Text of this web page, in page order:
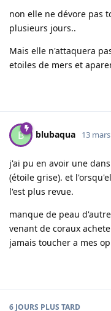
non elle ne dévore pas
plusieurs jours..
Mais elle n'attaquera
etoiles de mers et
B blubaqua 13
j'ai pu en avoir une
(étoile grise). et
l'est plus revue.
manque de peau
venant de coraux
jamais toucher a mes
6 JOURS PLUS TARD